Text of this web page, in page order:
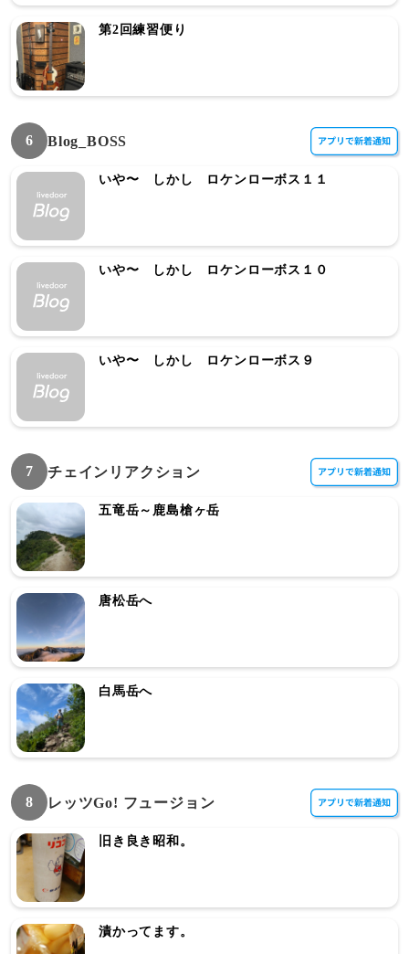
第2回練習便り
6 Blog_BOSS
いや〜 しかし ロケンローボス１１
いや〜 しかし ロケンローボス１０
いや〜 しかし ロケンローボス９
7 チェインリアクション
五竜岳～鹿島槍ヶ岳
唐松岳へ
白馬岳へ
8 レッツGo! フュージョン
旧き良き昭和。
漬かってます。